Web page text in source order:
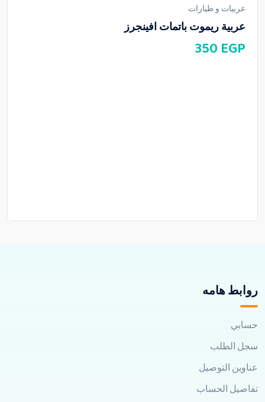
عربيات و طيارات
عربية ريموت باتمات افينجرز
350 EGP
روابط هامه
حسابي
سجل الطلب
عناوين التوصيل
تفاصيل الحساب